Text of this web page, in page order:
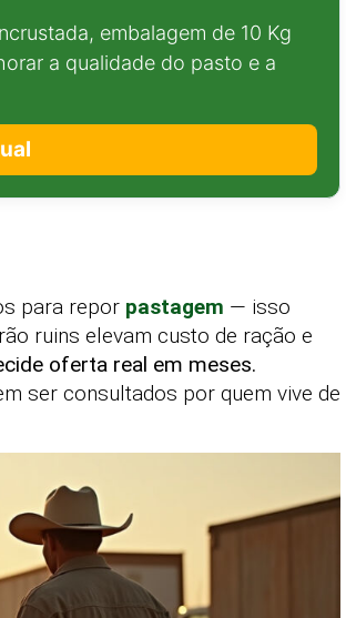
embalagem de 10 Kg
a qualidade do pasto e a
para repor pastagem — isso
ruins elevam custo de ração e
oferta real em meses.
ser consultados por quem vive de